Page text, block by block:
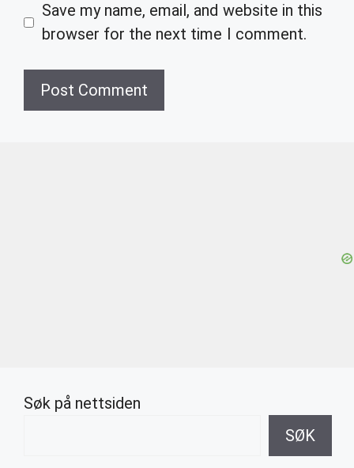
Save my name, email, and website in this
browser for the next time I comment.
Søk på nettsiden
SØK